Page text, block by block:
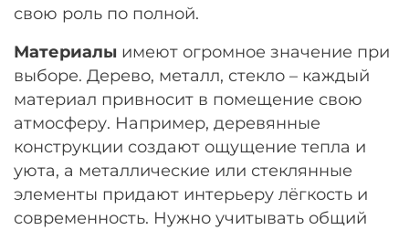
свою роль по полной.
Материалы имеют огромное значение при
выборе. Дерево, металл, стекло – каждый
материал привносит в помещение свою
атмосферу. Например, деревянные
конструкции создают ощущение тепла и
уюта, а металлические или стеклянные
элементы придают интерьеру лёгкость и
современность. Нужно учитывать общий